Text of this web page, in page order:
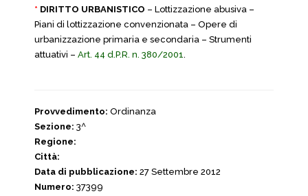
* DIRITTO URBANISTICO – Lottizzazione abusiva –
Piani di lottizzazione convenzionata – Opere di
urbanizzazione primaria e secondaria – Strumenti
attuativi – Art. 44 d.P.R. n. 380/2001.
Provvedimento: Ordinanza
Sezione: 3^
Regione:
Città:
Data di pubblicazione: 27 Settembre 2012
Numero: 37399